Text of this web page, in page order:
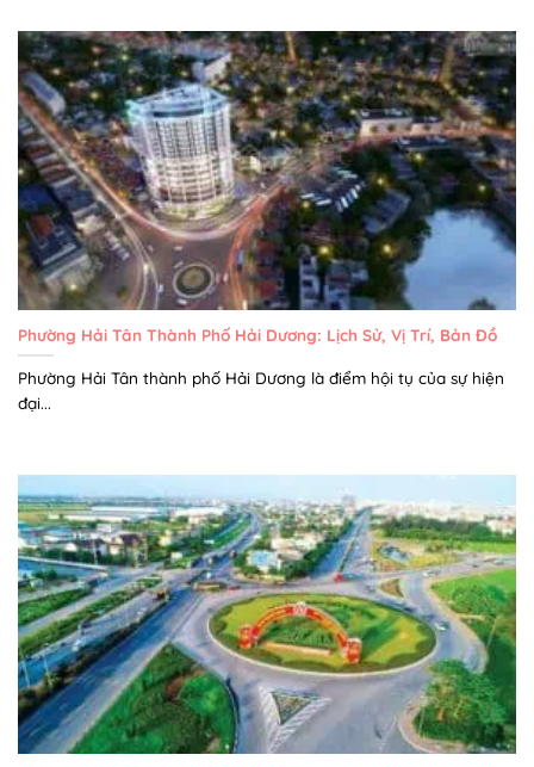
Phường Hải Tân Thành Phố Hải Dương: Lịch Sử, Vị Trí, Bản Đồ
Phường Hải Tân thành phố Hải Dương là điểm hội tụ của sự hiện
đại...